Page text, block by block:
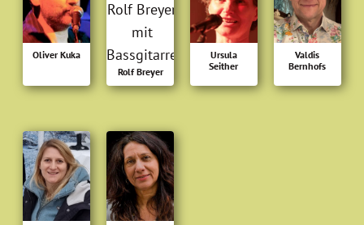
Oliver Kuka
Rolf Breyer
Ursula
Seither
Valdis
Bernhofs